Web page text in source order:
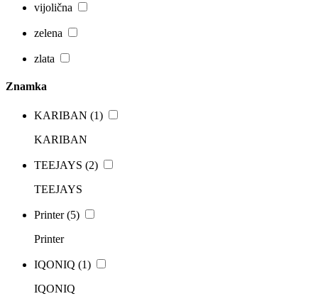
vijolična
zelena
zlata
Znamka
KARIBAN (1)
KARIBAN
TEEJAYS (2)
TEEJAYS
Printer(5)
Printer
IQONIQ (1)
IQONIQ